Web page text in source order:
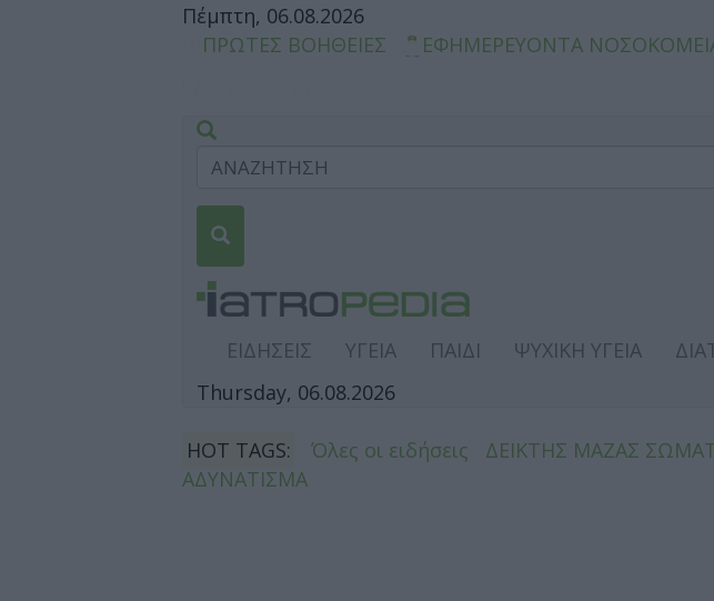
Πέμπτη, 06.08.2026
ΠΡΩΤΕΣ ΒΟΗΘΕΙΕΣ
ΕΦΗΜΕΡΕΥΟΝΤΑ
ΕΙΔΗΣΕΙΣ ΥΓΕΙΑ ΠΑΙΔΙ ΨΥΧΙΚΗ ΥΓΕΙΑ
Thursday, 06.08.2026
HOT TAGS: Όλες οι ειδήσεις ΔΕΙΚΤΗΣ ΜΑΖΑΣ
ΑΔΥΝΑΤΙΣΜΑ